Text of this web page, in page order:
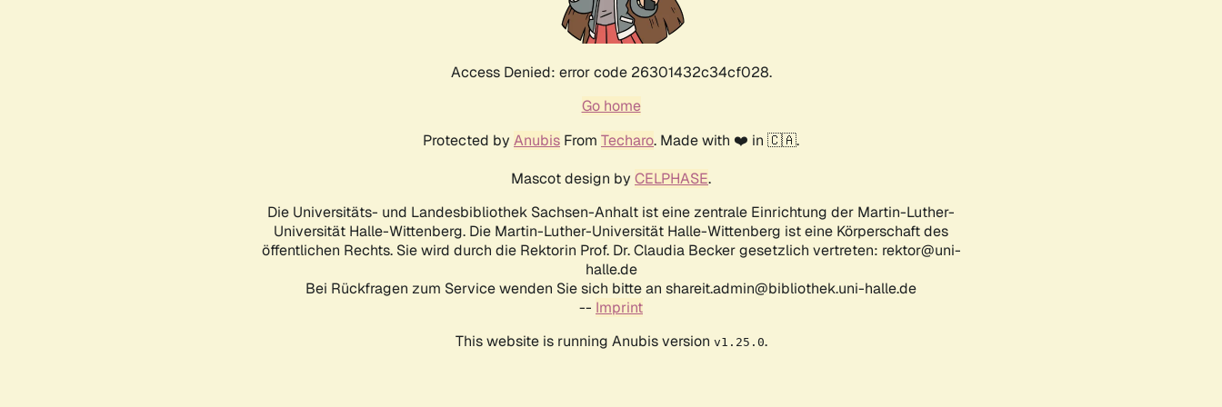
Access Denied: error code 26301432c34cf028.
Go home
Protected by Anubis From Techaro. Made with ❤️ in 🇨🇦.
Mascot design by CELPHASE.
Die Universitäts- und Landesbibliothek Sachsen-Anhalt ist eine zentrale Einrichtung der Martin-Luther-
Universität Halle-Wittenberg. Die Martin-Luther-Universität Halle-Wittenberg ist eine Körperschaft des
öffentlichen Rechts. Sie wird durch die Rektorin Prof. Dr. Claudia Becker gesetzlich vertreten: rektor@uni-
halle.de
Bei Rückfragen zum Service wenden Sie sich bitte an shareit.admin@bibliothek.uni-halle.de
-- Imprint
This website is running Anubis version v1.25.0.